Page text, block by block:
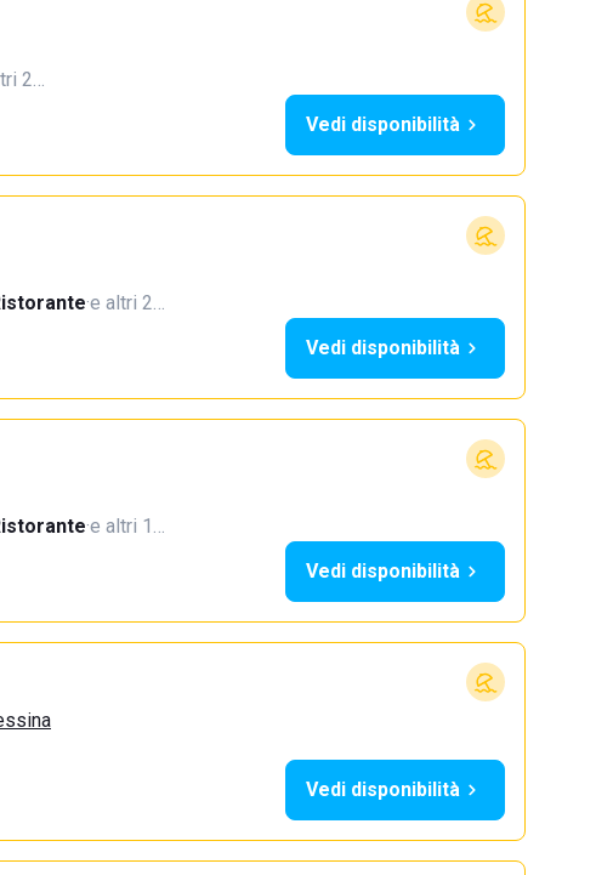
2…
Vedi disponibilità
·e altri 2…
Vedi disponibilità
·e altri 1…
Vedi disponibilità
Vedi disponibilità